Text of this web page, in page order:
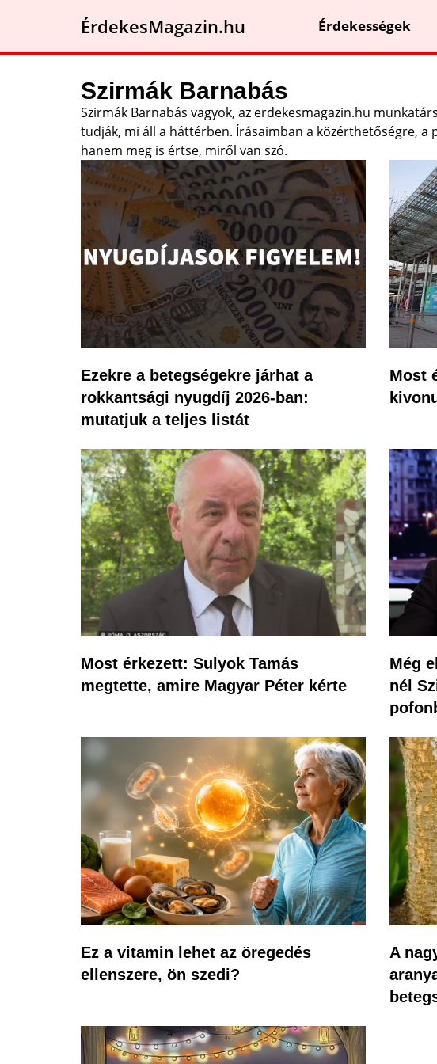
ÉrdekesMagazin.hu Érdekességek
Szirmák Barnabás
Szirmák Barnabás vagyok, az erdekesmagazin.hu
tudják, mi áll a háttérben. Írásaimban a közérthetőségre, a
hanem meg is értse, miről van szó.
Ezekre a betegségekre járhat a
rokkantsági nyugdíj 2026-ban:
mutatjuk a teljes listát
Most
Most érkezett: Sulyok Tamás
megtette, amire Magyar Péter kérte
Még
nél
Ez a vitamin lehet az öregedés
ellenszere, ön szedi?
A